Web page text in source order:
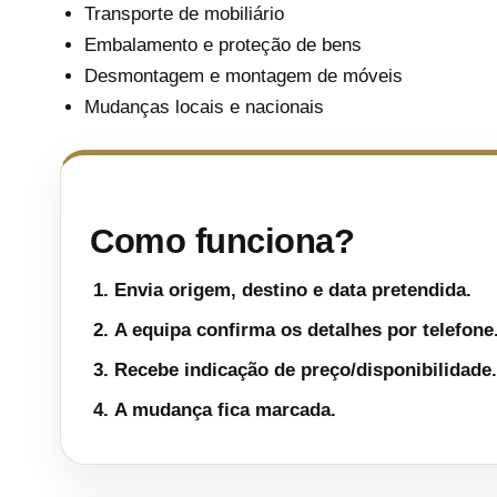
Transporte de mobiliário
Embalamento e proteção de bens
Desmontagem e montagem de móveis
Mudanças locais e nacionais
Como funciona?
Envia origem, destino e data pretendida.
A equipa confirma os detalhes por
Recebe indicação de preço/disponibilidade.
A mudança fica marcada.